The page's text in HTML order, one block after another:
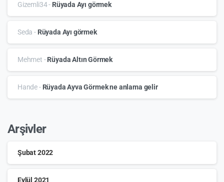
Gizemli34- Rüyada Ayı görmek
Seda - Rüyada Ayı görmek
Mehmet -Rüyada Altın Görmek
Hande- Rüyada Ayva Görmek ne anlama gelir
Arşivler
Şubat 2022
Eylül 2021